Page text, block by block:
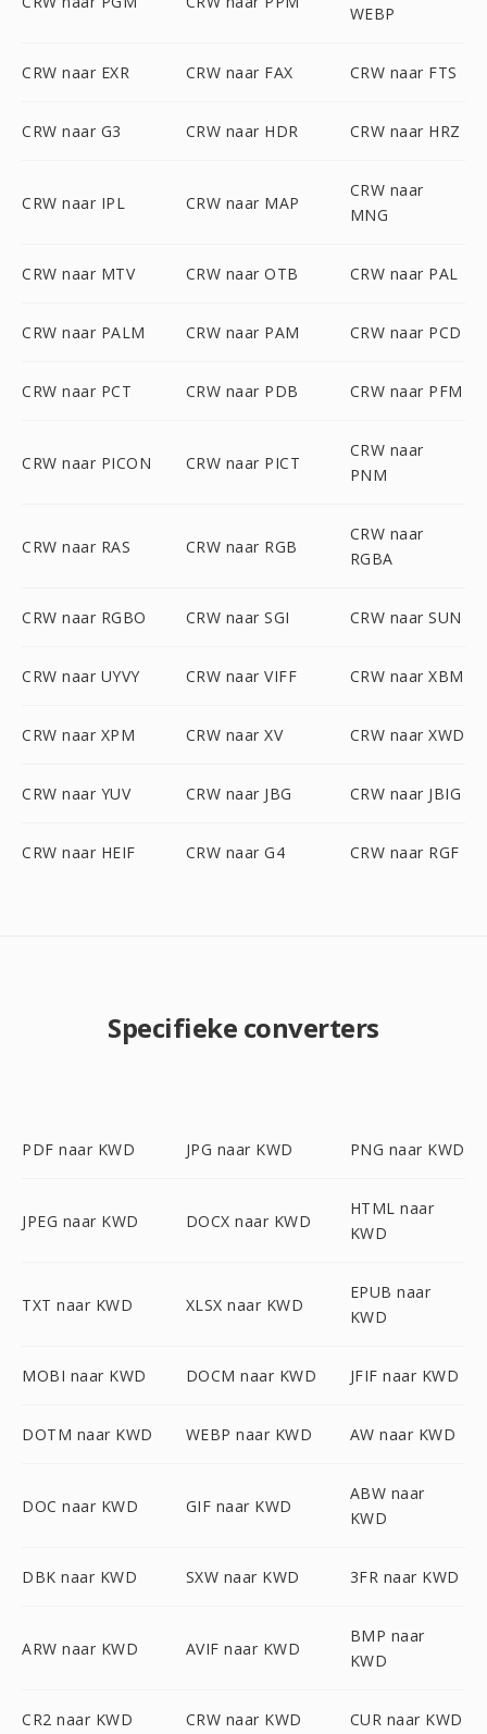
WEBP
CRW naar EXR CRW naar FAX CRW naar FTS
CRW naar G3 CRW naar HDR CRW naar HRZ
CRW naar IPL CRW naar MAP
CRW naar
MNG
CRW naar MTV CRW naar OTB CRW naar PAL
CRW naar PALM CRW naar PAM CRW naar PCD
CRW naar PCT CRW naar PDB CRW naar PFM
CRW naar PICON CRW naar PICT
CRW naar
PNM
CRW naar RAS CRW naar RGB
CRW naar
RGBA
CRW naar RGBO CRW naar SGI CRW naar SUN
CRW naar UYVY CRW naar VIFF CRW naar XBM
CRW naar XPM CRW naar XV CRW naar XWD
CRW naar YUV CRW naar JBG CRW naar JBIG
CRW naar HEIF CRW naar G4 CRW naar RGF
Specifieke converters
PDF naar KWD JPG naar KWD PNG naar KWD
JPEG naar KWD DOCX naar KWD
HTML naar
KWD
TXT naar KWD XLSX naar KWD
EPUB naar
KWD
MOBI naar KWD DOCM naar KWD JFIF naar KWD
DOTM naar KWD WEBP naar KWD AW naar KWD
DOC naar KWD GIF naar KWD
ABW naar
KWD
DBK naar KWD SXW naar KWD 3FR naar KWD
ARW naar KWD AVIF naar KWD
BMP naar
KWD
CR2 naar KWD CRW naar KWD CUR naar KWD